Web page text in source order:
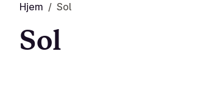
Hjem / Sol
Sol